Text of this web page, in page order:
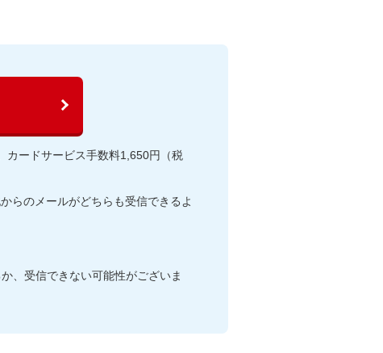
カードサービス手数料1,650円（税
らのメールがどちらも受信できるよ
、受信できない可能性がございま